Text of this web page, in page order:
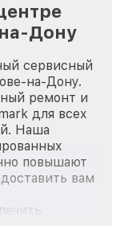
Дону
сервисный
на-Дону.
ремонт и
для всех
Наша
повышают
вам